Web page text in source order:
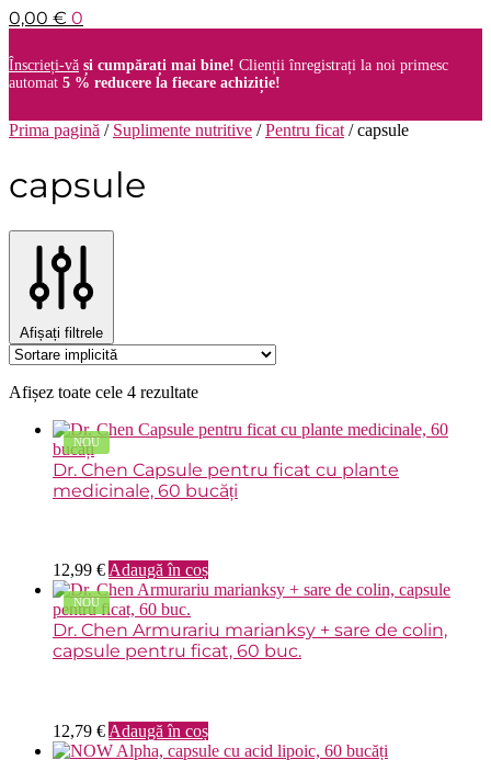
0,00 € 0
Înscrieți-vă și cumpărați mai bine! Clienții înregistrați la noi primesc
automat 5 % reducere la fiecare achiziție!
Prima pagină / Suplimente nutritive /Pentru ficat /capsule
capsule
Afișați filtrele
Afișez toate cele 4 rezultate
NOU
Dr. Chen Capsule pentru ficat cu plante
medicinale, 60 bucăți
12,99 €Adaugă în coș
NOU
Dr. Chen Armurariu marianksy + sare de colin,
capsule pentru ficat, 60 buc.
12,79 € Adaugă în coș